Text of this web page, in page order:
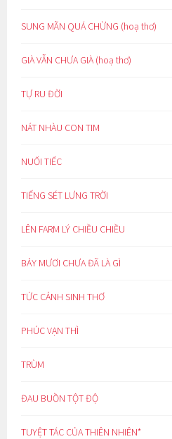
SUNG MÃN QUÁ CHỪNG (hoạ thơ)
GIÀ VẪN CHƯA GIÀ (hoạ thơ)
TỰ RU ĐỜI
NÁT NHÀU CON TIM
NUỐI TIẾC
TIẾNG SÉT LƯNG TRỜI
LÊN FARM LÝ CHIỀU CHIỀU
BẢY MƯƠI CHƯA ĐÃ LÀ GÌ
TỨC CẢNH SINH THƠ
PHÚC VẠN THÌ
TRÙM
ĐAU BUỒN TỘT ĐỘ
TUYỆT TÁC CỦA THIÊN NHIÊN*